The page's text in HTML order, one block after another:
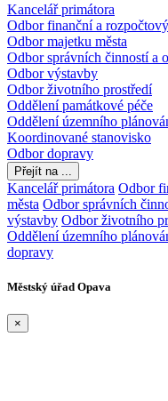
Kancelář primátora
Odbor finanční a rozpočtový
Odbor majetku města
Odbor správních činností a
Odbor výstavby
Odbor životního prostředí
Oddělení památkové péče
Oddělení územního
Koordinované stanovisko
Odbor dopravy
Přejít na ...
Kancelář primátora Odbor
města Odbor správních
výstavby Odbor životního
Oddělení územního
dopravy
Městský úřad Opava
×